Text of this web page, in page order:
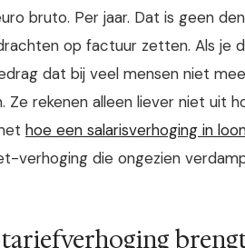
bruto. Per jaar. Dat is geen
op factuur zetten. Als je
dat bij veel mensen niet
Ze rekenen alleen liever niet uit
hoe een salarisverhoging in
verhoging die ongezien
tariefverhoging